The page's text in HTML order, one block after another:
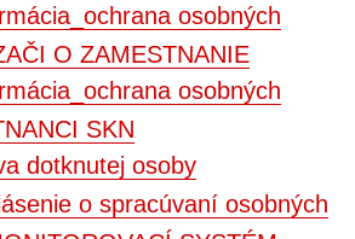
osobných
O ZAMESTNANIE
osobných
SKN
dotknutej osoby
o spracúvaní osobných